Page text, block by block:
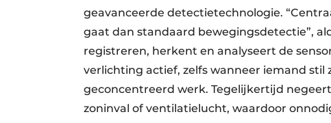
geavanceerde detectietechnologie.
gaat dan standaard bewegingsdetectie”,
registreren, herkent en analyseert de
verlichting actief, zelfs wanneer iemand
geconcentreerd werk. Tegelijkertijd
zoninval of ventilatielucht, waardoor